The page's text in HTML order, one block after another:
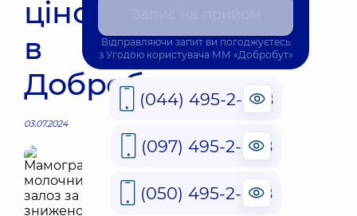
ціною
в
Добробут
03.07.2024
Відправляючи запит ви погоджуєтесь
з Угодою користувача ММ «Добробут»
(044) 495-2-888
(097) 495-2-888
(050) 495-2-888